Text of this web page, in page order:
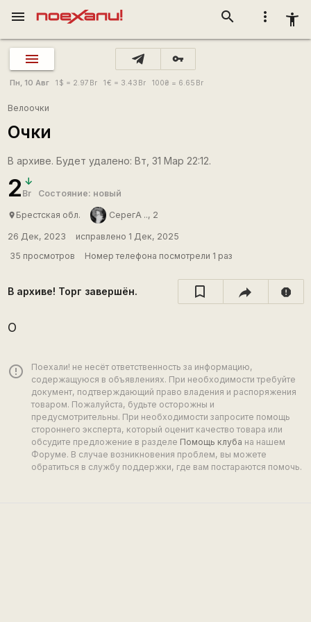
more_vert accessibility_new
search
menu
vpn_key
Пн, 10 Авг 1 $ = 2.97 Br 1€ = 3.43 Br 100₴ = 6.65 Br
Велоочки
Очки
В архиве. Будет удалено: Вт, 31 Мар 22:12.
2 Br Состояние: новый
place Брестская обл. СерегА .., 2
26 Дек, 2023
исправлено 1 Дек, 2025
35 просмотров
Номер телефона посмотрели 1 раз
В архиве! Торг завершён. report
О
error_outline
Поехали! не несёт ответственность за информацию,
содержащуюся в объявлениях. При необходимости требуйте
документ, подтверждающий право владения и распоряжения
товаром. Пожалуйста, будьте осторожны и
предусмотрительны. При необходимости запросите помощь
стороннего эксперта, который оценит качество товара или
обсудите предложение в разделе Помощь клуба на нашем
Форуме. В случае возникновения проблем, вы можете
обратиться в службу поддержки, где вам постараются помочь.